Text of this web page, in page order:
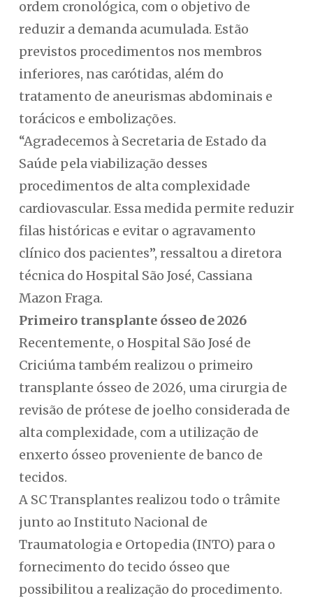
ordem cronológica, com o objetivo de
reduzir a demanda acumulada. Estão
previstos procedimentos nos membros
inferiores, nas carótidas, além do
tratamento de aneurismas abdominais e
torácicos e embolizações.
“Agradecemos à Secretaria de Estado da
Saúde pela viabilização desses
procedimentos de alta complexidade
cardiovascular. Essa medida permite reduzir
filas históricas e evitar o agravamento
clínico dos pacientes”, ressaltou a diretora
técnica do Hospital São José, Cassiana
Mazon Fraga.
Primeiro transplante ósseo de 2026
Recentemente, o Hospital São José de
Criciúma também realizou o primeiro
transplante ósseo de 2026, uma cirurgia de
revisão de prótese de joelho considerada de
alta complexidade, com a utilização de
enxerto ósseo proveniente de banco de
tecidos.
A SC Transplantes realizou todo o trâmite
junto ao Instituto Nacional de
Traumatologia e Ortopedia (INTO) para o
fornecimento do tecido ósseo que
possibilitou a realização do procedimento.